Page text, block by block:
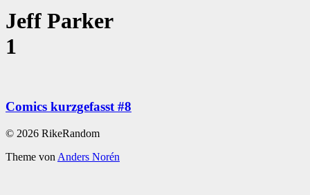
Jeff Parker
1
Comics kurzgefasst #8
© 2026 RikeRandom
Theme von Anders Norén